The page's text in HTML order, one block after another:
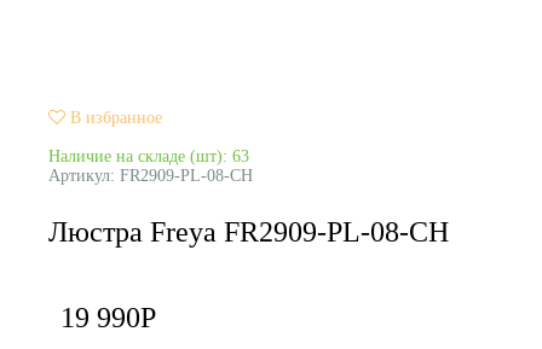
Наличие на складе (шт): 63
В избранное
Люстра Freya FR2909-PL-08-CH
19 990Р
Артикул: FR2909-PL-08-CH